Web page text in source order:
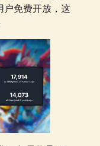
户免费开放，这